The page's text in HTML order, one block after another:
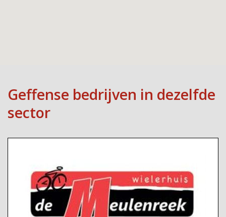
Geffense bedrijven in dezelfde
sector